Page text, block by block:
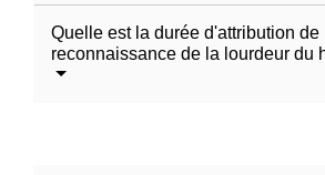
Quelle est la durée d'attribution de
reconnaissance de la lourdeur du